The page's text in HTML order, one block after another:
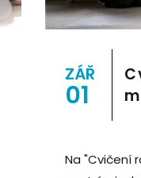
ZÁŘ
01
Na "Cvičení